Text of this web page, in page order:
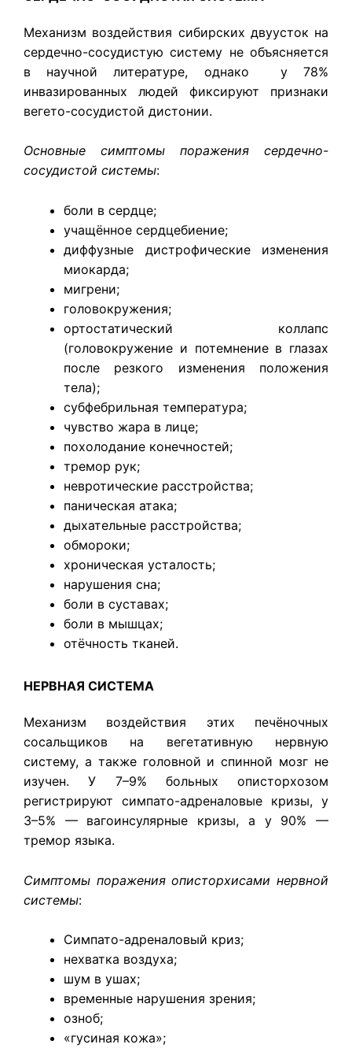
Механизм воздействия сибирских двуусток на
сердечно-сосудистую систему не объясняется
в научной литературе, однако у 78%
инвазированных людей фиксируют признаки
вегето-сосудистой дистонии.
Основные симптомы поражения сердечно-
сосудистой системы:
боли в сердце;
учащённое сердцебиение;
диффузные дистрофические изменения
миокарда;
мигрени;
головокружения;
ортостатический коллапс
(головокружение и потемнение в глазах
после резкого изменения положения
тела);
субфебрильная температура;
чувство жара в лице;
похолодание конечностей;
тремор рук;
невротические расстройства;
паническая атака;
дыхательные расстройства;
обмороки;
хроническая усталость;
нарушения сна;
боли в суставах;
боли в мышцах;
отёчность тканей.
НЕРВНАЯ СИСТЕМА
Механизм воздействия этих печёночных
сосальщиков на вегетативную нервную
систему, а также головной и спинной мозг не
изучен. У 7–9% больных описторхозом
регистрируют симпато-адреналовые кризы, у
3–5% — вагоинсулярные кризы, а у 90% —
тремор языка.
Симптомы поражения описторхисами нервной
системы:
Симпато-адреналовый криз;
нехватка воздуха;
шум в ушах;
временные нарушения зрения;
озноб;
«гусиная кожа»;